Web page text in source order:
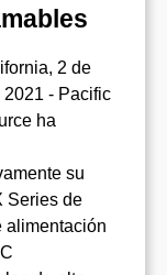
2 de
2021 - Pacific
ha
su
Series de
alimentación